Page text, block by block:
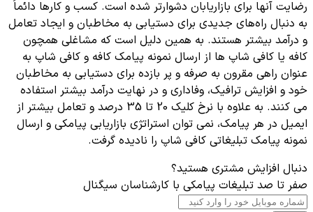
رضایت آنها برای بازاریابان دشوارتر شده است. کسب و کارها دائماً
به دنبال راه‌های جدیدی برای دستیابی به مخاطبان و ایجاد تعامل
و درآمد بیشتر هستند. به همین دلیل است که مشاغلی همچون
کافه یا کافی شاپ ها از ارسال نمونه پیامک کافه و کافی شاپ به
عنوان راهی مقرون به صرفه و پر بازده برای دستیابی به مخاطبان
خود و افزایش ترافیک، وفاداری و در نهایت درآمد بیشتر استفاده
می کنند. به علاوه با نرخ کلیک 20 تا 35 درصد و تعامل بیشتر از
ایمیل در هر پیامک، نمی توان استراتژی بازاریابی پیامکی و ارسال
نمونه پیامک تبلیغاتی کافی شاپ را نادیده گرفت.
دنبال افزایش مشتری هستید؟
صفر تا صد تبلیغات پیامکی با کارشناسان سیگنال